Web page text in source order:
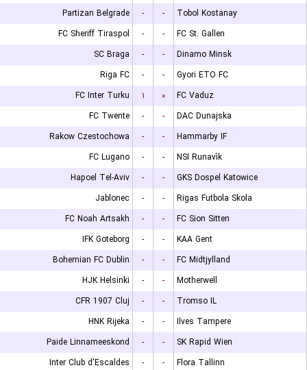
Partizan Belgrade
- -
Tobol Kostanay
FC Sheriff Tiraspol
- -
FC St. Gallen
SC Braga
- -
Dinamo Minsk
Riga FC
- -
Gyori ETO FC
FC Inter Turku
۱ ۰
FC Vaduz
FC Twente
- -
DAC Dunajska
Rakow Czestochowa
- -
Hammarby IF
FC Lugano
- -
NSI Runavík
Hapoel Tel-Aviv
- -
GKS Dospel Katowice
Jablonec
- -
Rigas Futbola Skola
FC Noah Artsakh
- -
FC Sion Sitten
IFK Goteborg
- -
KAA Gent
Bohemian FC Dublin
- -
FC Midtjylland
HJK Helsinki
- -
Motherwell
CFR 1907 Cluj
- -
Tromso IL
HNK Rijeka
- -
Ilves Tampere
Paide Linnameeskond
- -
SK Rapid Wien
Inter Club d'Escaldes
- -
Flora Tallinn